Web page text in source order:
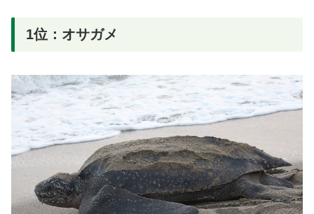
1位：オサガメ